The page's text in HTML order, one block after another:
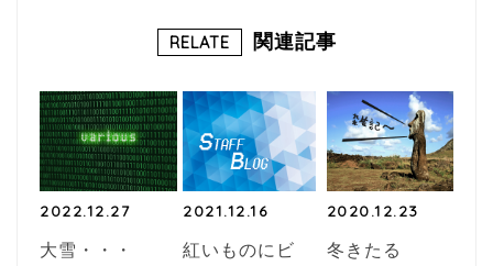
o
k
RELATE 関連記事
2022.12.27
大雪・・・
2021.12.16
紅いものにビ
2020.12.23
冬きたる